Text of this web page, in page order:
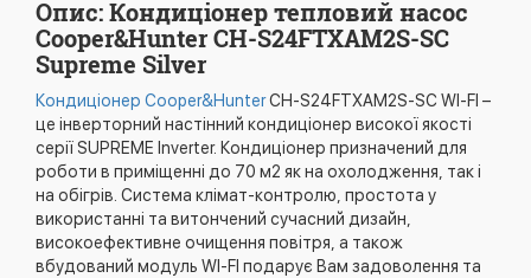
Опис: Кондиціонер тепловий насос
Cooper&Hunter CH-S24FTXAM2S-SC
Supreme Silver
Кондиціонер Cooper&HunterCH-S24FTXAM2S-SC WI-FI –
це інверторний настінний кондиціонер високої якості
серії SUPREME Inverter. Кондиціонер призначений для
роботи в приміщенні до 70 м2 як на охолодження, так і
на обігрів. Система клімат-контролю, простота у
використанні та витончений сучасний дизайн,
високоефективне очищення повітря, а також
вбудований модуль WI-FI подарує Вам задоволення та